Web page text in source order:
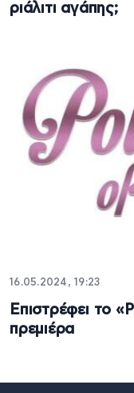
ριάλιτι αγάπης;
16.05.2024, 19:23
Επιστρέφει το
πρεμιέρα